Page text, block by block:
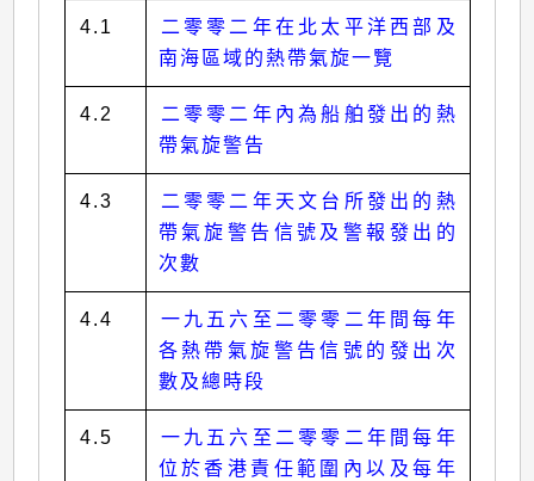
4.1
二零零二年在北太平洋西部及
南海區域的熱帶氣旋一覽
4.2
二零零二年內為船舶發出的熱
帶氣旋警告
4.3
二零零二年天文台所發出的熱
帶氣旋警告信號及警報發出的
次數
4.4
一九五六至二零零二年間每年
各熱帶氣旋警告信號的發出次
數及總時段
4.5
一九五六至二零零二年間每年
位於香港責任範圍內以及每年